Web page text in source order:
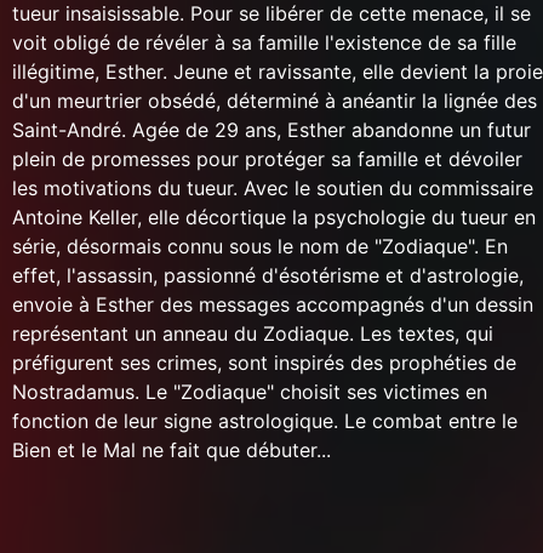
tueur insaisissable. Pour se libérer de cette menace, il se
voit obligé de révéler à sa famille l'existence de sa fille
illégitime, Esther. Jeune et ravissante, elle devient la proie
d'un meurtrier obsédé, déterminé à anéantir la lignée des
Saint-André. Agée de 29 ans, Esther abandonne un futur
plein de promesses pour protéger sa famille et dévoiler
les motivations du tueur. Avec le soutien du commissaire
Antoine Keller, elle décortique la psychologie du tueur en
série, désormais connu sous le nom de "Zodiaque". En
effet, l'assassin, passionné d'ésotérisme et d'astrologie,
envoie à Esther des messages accompagnés d'un dessin
représentant un anneau du Zodiaque. Les textes, qui
préfigurent ses crimes, sont inspirés des prophéties de
Nostradamus. Le "Zodiaque" choisit ses victimes en
fonction de leur signe astrologique. Le combat entre le
Bien et le Mal ne fait que débuter...